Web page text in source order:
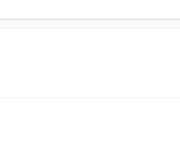
का प्रबंधन सुरक्षित, नियमित और प्रभावी ढंग से हो